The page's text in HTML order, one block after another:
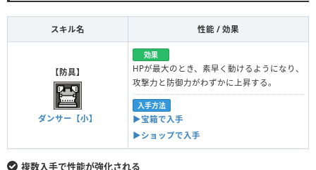
スキル名 性能 / 効果
【防具】
ダンサー【小】
効果
HPが最大のとき、素早く動けるようになり、
攻撃力と防御力がわずかに上昇する。
入手方法
▶︎宝箱で入手
▶︎ショップで入手
複数入手で性能が強化される